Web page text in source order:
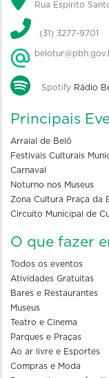
Rua Espírito
(31) 3277-9701
Spotify Rádio
Principais
Arraial de Belô
Festivais Culturais
Carnaval
Noturno nos Museus
Zona Cultura Praça da
Circuito Municipal de
O que fazer
Todos os eventos
Atividades Gratuitas
Bares e Restaurantes
Museus
Teatro e Cinema
Parques e Praças
Ao ar livre e Esportes
Compras e Moda